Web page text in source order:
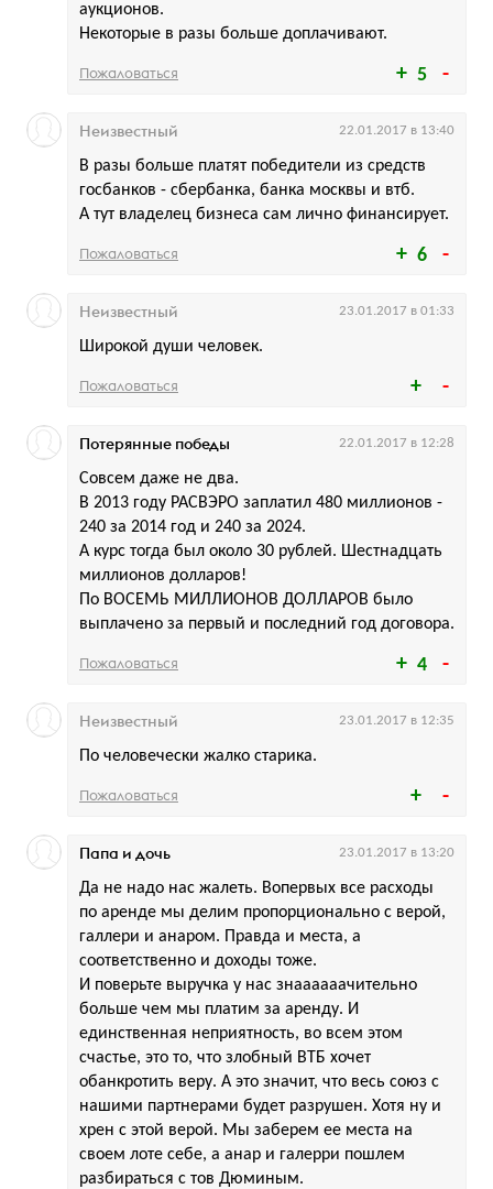
5
аукционов.
Некоторые в разы больше доплачивают.
Пожаловаться
6
В разы больше платят победители из средств
госбанков - сбербанка, банка москвы и втб.
А тут владелец бизнеса сам лично финансирует.
Неизвестный 22.01.2017 в 13:40
Пожаловаться
Широкой души человек.
Неизвестный 23.01.2017 в 01:33
Пожаловаться
4
Совсем даже не два.
В 2013 году РАСВЭРО заплатил 480 миллионов -
240 за 2014 год и 240 за 2024.
А курс тогда был около 30 рублей. Шестнадцать
миллионов долларов!
По ВОСЕМЬ МИЛЛИОНОВ ДОЛЛАРОВ было
выплачено за первый и последний год договора.
Потерянные победы 22.01.2017 в 12:28
Пожаловаться
По человечески жалко старика.
Неизвестный 23.01.2017 в 12:35
Пожаловаться
Да не надо нас жалеть. Вопервых все расходы
по аренде мы делим пропорционально с верой,
галлери и анаром. Правда и места, а
соответственно и доходы тоже.
И поверьте выручка у нас знаааааачительно
больше чем мы платим за аренду. И
единственная неприятность, во всем этом
счастье, это то, что злобный ВТБ хочет
обанкротить веру. А это значит, что весь союз с
нашими партнерами будет разрушен. Хотя ну и
хрен с этой верой. Мы заберем ее места на
своем лоте себе, а анар и галерри пошлем
разбираться с тов Дюминым.
Папа и дочь 23.01.2017 в 13:20